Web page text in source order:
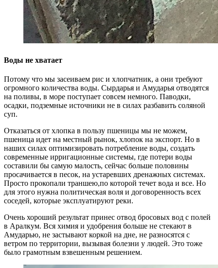
Воды не хватает
Потому что мы засеиваем рис и хлопчатник, а они требуют
огромного количества воды. Сырдарья и Амударья отводятся
на поливы, в море поступает совсем немного. Паводки,
осадки, подземные источники не в силах разбавить соляной
суп.
Отказаться от хлопка в пользу пшеницы мы не можем,
пшеница идет на местный рынок, хлопок на экспорт. Но в
наших силах оптимизировать потребление воды, создать
современные ирригационные системы, где потери воды
составили бы самую малость, сейчас больше половины
просачивается в песок, на устаревших дренажных системах.
Просто прокопали траншею,по которой течет вода и все. Но
для этого нужна политическая воля и договоренность всех
соседей, которые эксплуатируют реки.
Очень хороший результат принес отвод бросовых вод с полей
в Аралкум. Вся химия и удобрения больше не стекают в
Амударью, не застывают коркой на дне, не разносятся с
ветром по территории, вызывая болезни у людей. Это тоже
было грамотным взвешенным решением.